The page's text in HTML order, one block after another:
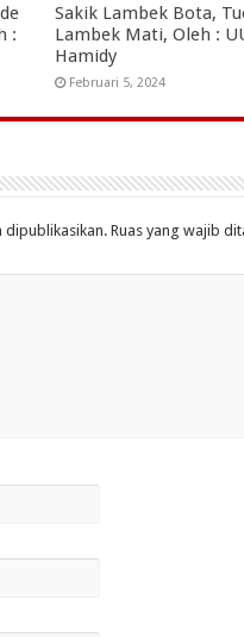
:
Sakik Lambek Bota,
Lambek Mati, Oleh :
Hamidy
Februari 5, 2024
dipublikasikan. Ruas yang wajib